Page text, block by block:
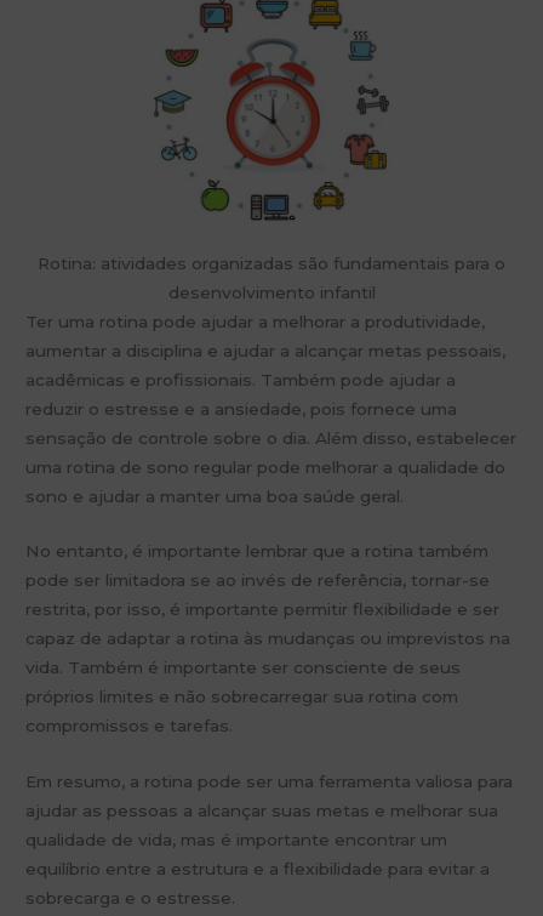
Rotina: atividades organizadas são fundamentais para o
desenvolvimento infantil
Ter uma rotina pode ajudar a melhorar a produtividade,
aumentar a disciplina e ajudar a alcançar metas pessoais,
acadêmicas e profissionais. Também pode ajudar a
reduzir o estresse e a ansiedade, pois fornece uma
sensação de controle sobre o dia. Além disso, estabelecer
uma rotina de sono regular pode melhorar a qualidade do
sono e ajudar a manter uma boa saúde geral.
No entanto, é importante lembrar que a rotina também
pode ser limitadora se ao invés de referência, tornar-se
restrita, por isso, é importante permitir flexibilidade e ser
capaz de adaptar a rotina às mudanças ou imprevistos na
vida. Também é importante ser consciente de seus
próprios limites e não sobrecarregar sua rotina com
compromissos e tarefas.
Em resumo, a rotina pode ser uma ferramenta valiosa para
ajudar as pessoas a alcançar suas metas e melhorar sua
qualidade de vida, mas é importante encontrar um
equilíbrio entre a estrutura e a flexibilidade para evitar a
sobrecarga e o estresse.